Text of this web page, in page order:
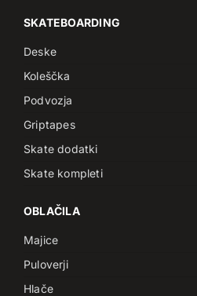
SKATEBOARDING
Deske
Koleščka
Podvozja
Griptapes
Skate dodatki
Skate kompleti
OBLAČILA
Majice
Puloverji
Hlače